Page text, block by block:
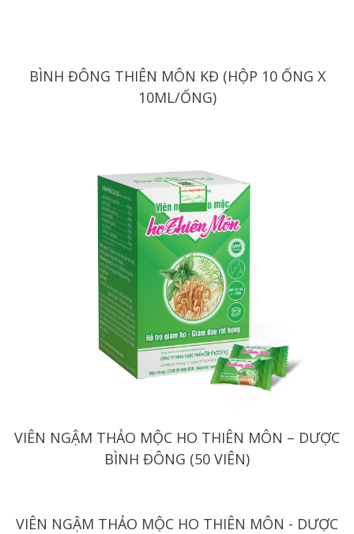
BÌNH ĐÔNG THIÊN MÔN KĐ (HỘP 10 ỐNG X
10ML/ỐNG)
VIÊN NGẬM THẢO MỘC HO THIÊN MÔN – DƯỢC
BÌNH ĐÔNG (50 VIÊN)
VIÊN NGẬM THẢO MỘC HO THIÊN MÔN - DƯỢC